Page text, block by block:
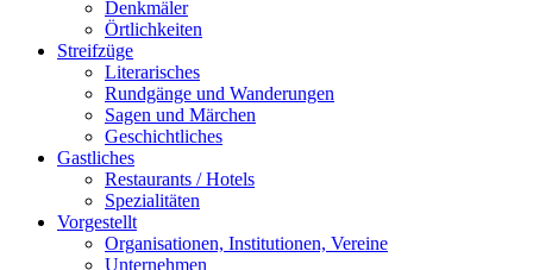
Denkmäler
Örtlichkeiten
Streifzüge
Literarisches
Rundgänge und Wanderungen
Sagen und Märchen
Geschichtliches
Gastliches
Restaurants / Hotels
Spezialitäten
Vorgestellt
Organisationen, Institutionen, Vereine
Unternehmen